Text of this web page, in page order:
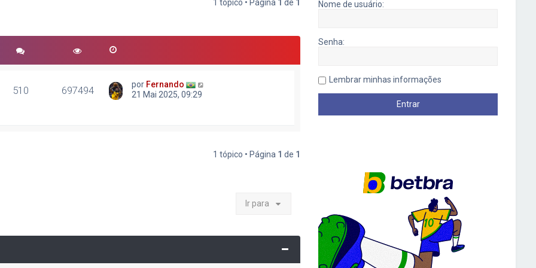
1 tópico • Página 1 de 1
510 697494 por Fernando
21 Mai 2025, 09:29
1 tópico • Página 1 de 1
Ir para
Nome de usuário:
Senha:
Lembrar minhas informações